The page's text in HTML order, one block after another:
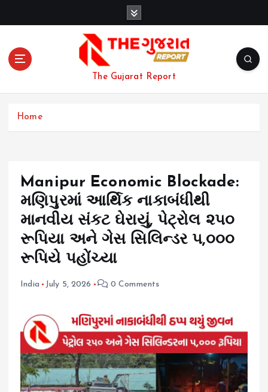
The Gujarat Report
Home
Manipur Economic Blockade:
મણિપુરમાં આર્થિક નાકાબંધીથી
માનવીય સંકટ ઘેરાયું, પેટ્રોલ ૨૫૦
રૂપિયા અને ગેસ સિલિન્ડર ૫,૦૦૦
રૂપિયે પહોંચ્યા
India July 5, 2026 0 Comments